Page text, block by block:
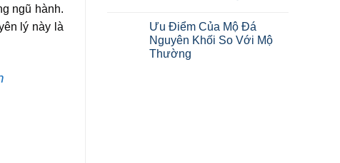
ngũ hành.
lý này là
Ưu Điểm Của Mộ Đá
Nguyên Khối So Với Mộ
Thường